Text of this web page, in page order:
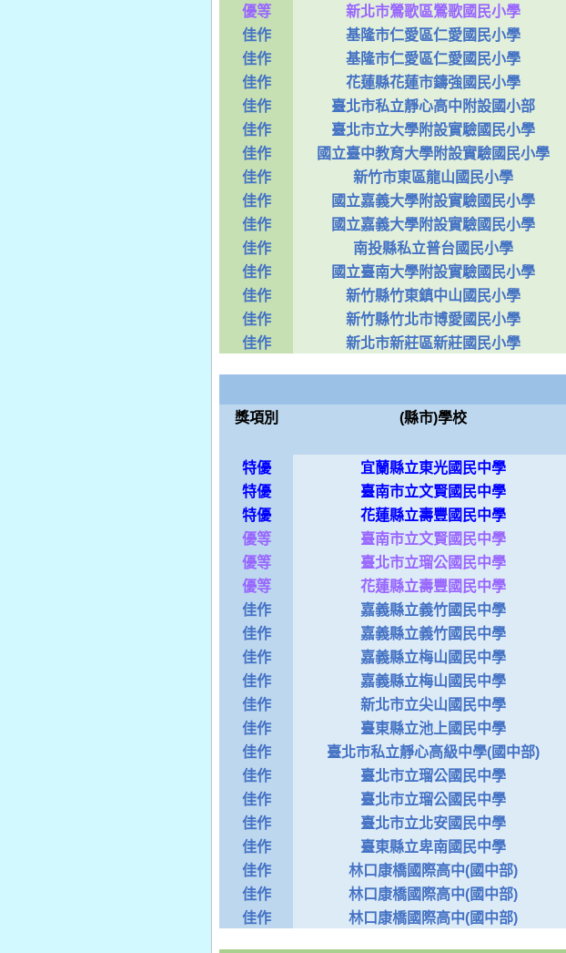
優等
新北市鶯歌區鶯歌國民小學
佳作
基隆市仁愛區仁愛國民小學
佳作
基隆市仁愛區仁愛國民小學
佳作
花蓮縣花蓮市鑄強國民小學
佳作
臺北市私立靜心高中附設國小部
佳作
臺北市立大學附設實驗國民小學
佳作
國立臺中教育大學附設實驗國民小學
佳作
新竹市東區龍山國民小學
佳作
國立嘉義大學附設實驗國民小學
佳作
國立嘉義大學附設實驗國民小學
佳作
南投縣私立普台國民小學
佳作
國立臺南大學附設實驗國民小學
佳作
新竹縣竹東鎮中山國民小學
佳作
新竹縣竹北市博愛國民小學
佳作
新北市新莊區新莊國民小學
國
獎項別 (縣市)學校
特優 宜蘭縣立東光國民中學
特優
臺南市立文賢國民中學
特優
花蓮縣立壽豐國民中學
優等
臺南市立文賢國民中學
優等
臺北市立瑠公國民中學
優等
花蓮縣立壽豐國民中學
佳作
嘉義縣立義竹國民中學
佳作
嘉義縣立義竹國民中學
佳作
嘉義縣立梅山國民中學
佳作
嘉義縣立梅山國民中學
佳作
新北市立尖山國民中學
佳作
臺東縣立池上國民中學
佳作
臺北市私立靜心高級中學(國中部)
佳作
臺北市立瑠公國民中學
佳作
臺北市立瑠公國民中學
佳作
臺北市立北安國民中學
佳作
臺東縣立卑南國民中學
佳作
林口康橋國際高中(國中部)
佳作
林口康橋國際高中(國中部)
佳作
林口康橋國際高中(國中部)